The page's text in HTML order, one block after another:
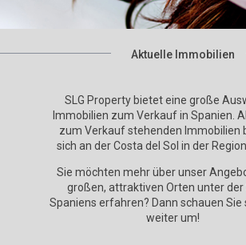
Aktuelle Immobilien
SLG Property bietet eine große
Immobilien zum Verkauf in Spanien.
zum Verkauf stehenden Immobilien
sich an der Costa del Sol in der
Sie möchten mehr über unser
großen, attraktiven Orten unter der
Spaniens erfahren? Dann schauen Sie
weiter um!